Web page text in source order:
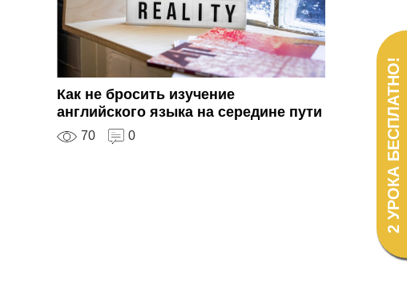
Как не бросить изучение
английского языка на середине пути
70 0 2 УРОКА БЕСПЛАТНО!